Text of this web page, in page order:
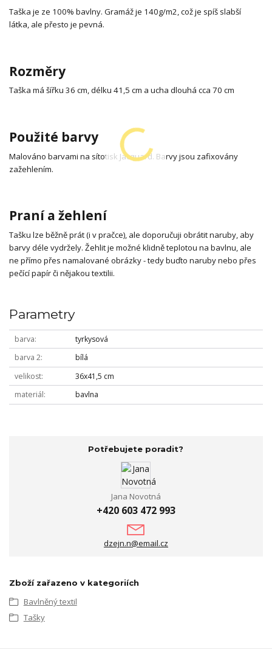
Taška je ze 100% bavlny. Gramáž je 140g/m2, což je spíš slabší
látka, ale přesto je pevná.
Rozměry
Taška má šířku 36 cm, délku 41,5 cm a ucha dlouhá cca 70 cm
Použité barvy
Malováno barvami na sítotisk Jacquard. Barvy jsou zafixovány
zažehlením.
Praní a žehlení
Tašku lze běžně prát (i v pračce), ale doporučuji obrátit naruby, aby
barvy déle vydržely. Žehlit je možné klidně teplotou na bavlnu, ale
ne přímo přes namalované obrázky - tedy buďto naruby nebo přes
pečící papír či nějakou textilii.
Parametry
barva
tyrkysová
barva 2
bílá
velikost
36x41,5 cm
materiál
bavlna
Potřebujete poradit?
Jana Novotná
+420 603 472 993
dzejn.n@email.cz
Zboží zařazeno v kategoriích
Bavlněný textil
Tašky